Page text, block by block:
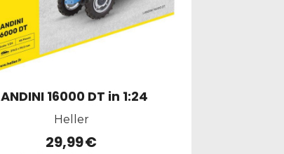
16000 DT in 1:24
Heller
29,99€